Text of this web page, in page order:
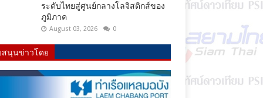
ระดับไทยสู่ศูนย์กลางโลจิสติกส์ของ
ภูมิภาค
August 03, 2026 0
นุนข่าวโดย